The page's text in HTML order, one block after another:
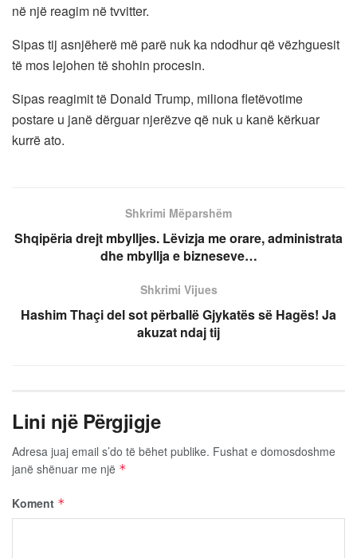
në një reagim në tvvitter.
Sipas tij asnjëherë më parë nuk ka ndodhur që vëzhguesit
të mos lejohen të shohin procesin.
Sipas reagimit të Donald Trump, miliona fletëvotime
postare u janë dërguar njerëzve që nuk u kanë kërkuar
kurrë ato.
Shkrimi Mëparshëm
Shqipëria drejt mbylljes. Lëvizja me orare, administrata
dhe mbyllja e bizneseve…
Shkrimi Vijues
Hashim Thaçi del sot përballë Gjykatës së Hagës! Ja
akuzat ndaj tij
Lini një Përgjigje
Adresa juaj email s’do të bëhet publike. Fushat e domosdoshme
janë shënuar me një *
Koment *